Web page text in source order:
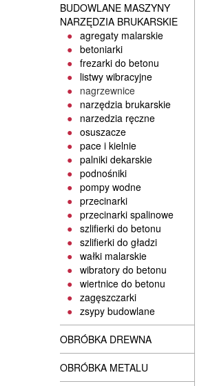
BUDOWLANE MASZYNY
NARZĘDZIA BRUKARSKIE
agregaty malarskie
betoniarki
frezarki do betonu
listwy wibracyjne
nagrzewnice
narzędzia brukarskie
narzedzia ręczne
osuszacze
pace i kielnie
palniki dekarskie
podnośniki
pompy wodne
przecinarki
przecinarki spalinowe
szlifierki do betonu
szlifierki do gładzi
wałki malarskie
wibratory do betonu
wiertnice do betonu
zagęszczarki
zsypy budowlane
OBRÓBKA DREWNA
OBRÓBKA METALU